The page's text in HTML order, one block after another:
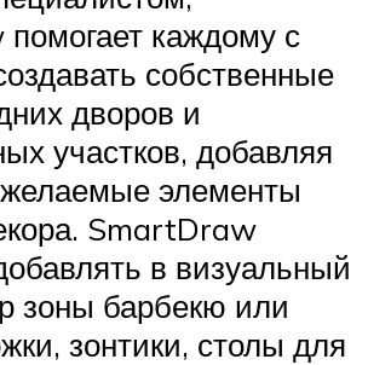
каждому с
собственные
дворов и
участков, добавляя
желаемые элементы
SmartDraw
в визуальный
зоны барбекю или
зонтики, столы для